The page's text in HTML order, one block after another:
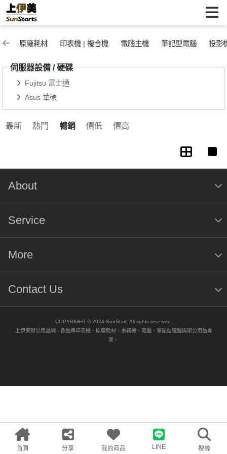
硬碟 | 上伊美辦公用品網
原廠耗材 印表機 | 複合機 電腦主機 筆記型電腦 投影
伺服器設備 /硬碟
Fujitsu 富士通
Asus 華碩
最新 熱門 暢銷 價低 價高
About
Service
More
Contact Us
COPYRIGHT © 2024 SunStart. All rights reserved.
上伊美辦公用品網 - 各品牌印表機、原廠耗材、事務機、電腦、筆記型電腦與辦公用品專
家。
首頁 分享 我的商品 LINE 搜尋